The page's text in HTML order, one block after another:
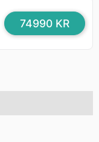
74990 KR